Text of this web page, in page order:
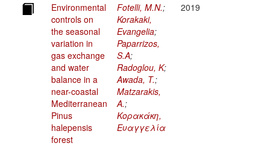
Environmental
controls on
the seasonal
variation in
gas exchange
and water
balance in a
near-coastal
Mediterranean
Pinus
halepensis
forest
Fotelli, M.N.;
Korakaki,
Evangelia;
Paparrizos,
S.A;
Radoglou, K;
Awada, T.;
Matzarakis,
A.;
Κορακάκη,
Ευαγγελία
2019